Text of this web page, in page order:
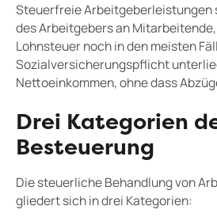
Steuerfreie Arbeitgeberleistungen
des Arbeitgebers an
Lohnsteuer noch in den meisten
Sozialversicherungspflicht
Nettoeinkommen, ohne dass
Drei Kategorien
Besteuerung
Die steuerliche Behandlung von
gliedert sich in drei Kategorien: